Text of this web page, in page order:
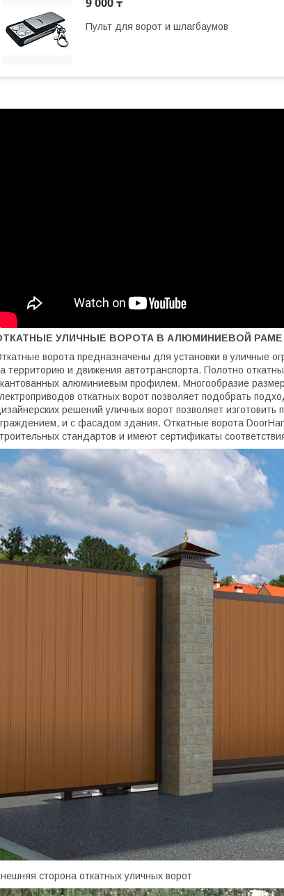
Пульт для ворот и шлагбаумов
УЛИЧНЫЕ ВОРОТА В АЛЮМИНИЕВОЙ
ворота предназначены для установки в уличные
территорию и движения автотранспорта. Полотно
алюминиевым профилем. Многообразие
откатных ворот позволяет подобрать
решений уличных ворот позволяет изготовить
и с фасадом здания. Откатные ворота
стандартов и имеют сертификаты
сторона откатных уличных ворот